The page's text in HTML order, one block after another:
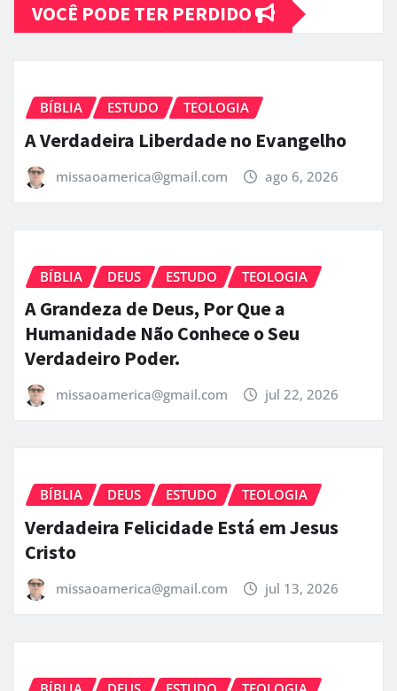
VOCÊ PODE TER PERDIDO
BÍBLIA ESTUDO TEOLOGIA
A Verdadeira Liberdade no Evangelho
missaoamerica@gmail.com ago 6, 2026
BÍBLIA DEUS ESTUDO TEOLOGIA
A Grandeza de Deus, Por Que a
Humanidade Não Conhece o Seu
Verdadeiro Poder.
missaoamerica@gmail.com jul 22, 2026
BÍBLIA DEUS ESTUDO TEOLOGIA
Verdadeira Felicidade Está em Jesus
Cristo
missaoamerica@gmail.com jul 13, 2026